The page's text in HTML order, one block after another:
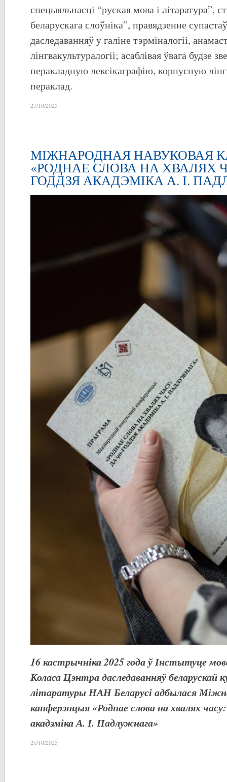
спецыяльнасці “руская мова і літаратура”,
беларускага слоўніка”, правядзенне
даследаванняў у галіне тэрміналогіі,
лінгвакультуралогіі; асаблівая ўвага будзе
перакладную лексікаграфію, корпусную
пераклад.
27/10/2025
МІЖНАРОДНАЯ НАВУКОВАЯ
«РОДНАЕ СЛОВА НА ХВАЛЯХ
ГОДДЗЯ АКАДЭМІКА А. І.
16 кастрычніка 2025 года ў Інстытуце
Коласа Цэнтра даследаванняў беларускай
літаратуры НАН Беларусі адбылася
канферэнцыя «Роднае слова на хвалях
акадэміка А. І. Падлужнага»
21/10/2025